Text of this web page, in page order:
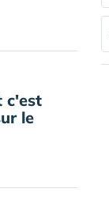
c'est
le